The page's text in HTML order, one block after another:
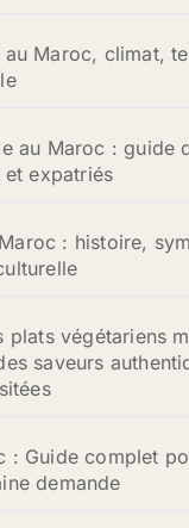
au Maroc, climat,
au Maroc : guide
et expatriés
: histoire,
plats végétariens
saveurs
: Guide complet
demande